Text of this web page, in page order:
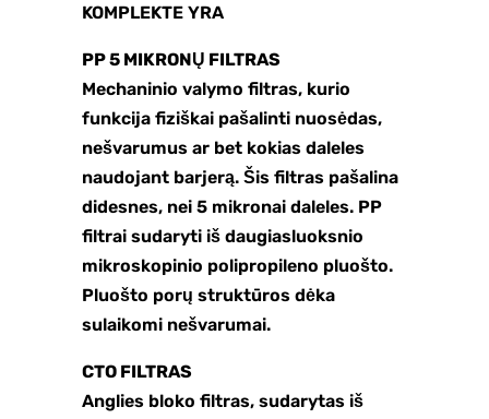
KOMPLEKTE YRA
PP 5 MIKRONŲ FILTRAS
Mechaninio valymo filtras, kurio
funkcija fiziškai pašalinti nuosėdas,
nešvarumus ar bet kokias daleles
naudojant barjerą. Šis filtras pašalina
didesnes, nei 5 mikronai daleles. PP
filtrai sudaryti iš daugiasluoksnio
mikroskopinio polipropileno pluošto.
Pluošto porų struktūros dėka
sulaikomi nešvarumai.
CTO FILTRAS
Anglies bloko filtras, sudarytas iš